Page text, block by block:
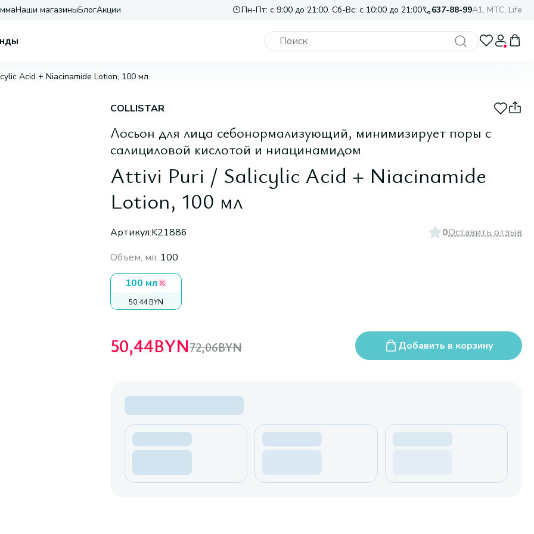
Наши магазиныБлогАкции Пн-Пт: с 9:00 до 21:00. Сб-Вс: с 10:00 до 21:00 637-88-99A1, МТС, Life
Acid + Niacinamide Lotion, 100 мл
COLLISTAR
Лосьон для лица себонормализующий, минимизирует поры с
салициловой кислотой и ниацинамидом
Attivi Puri / Salicylic Acid + Niacinamide
Lotion, 100 мл
Артикул:K21886 0Оставить отзыв
Объем, мл: 100
100 мл
50,44 BYN
50,44BYN72,06BYN Добавить в корзину